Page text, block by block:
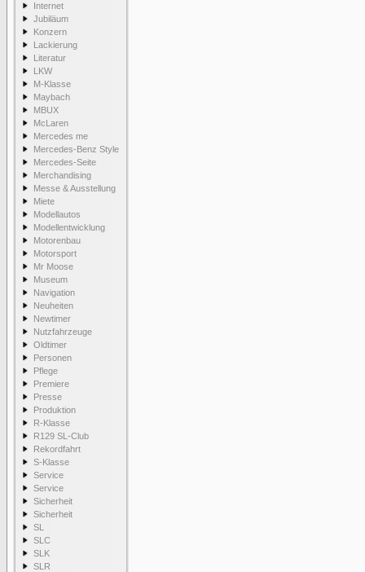
Internet
Jubiläum
Konzern
Lackierung
Literatur
LKW
M-Klasse
Maybach
MBUX
McLaren
Mercedes me
Mercedes-Benz Style
Mercedes-Seite
Merchandising
Messe & Ausstellung
Miete
Modellautos
Modellentwicklung
Motorenbau
Motorsport
Mr Moose
Museum
Navigation
Neuheiten
Newtimer
Nutzfahrzeuge
Oldtimer
Personen
Pflege
Premiere
Presse
Produktion
R-Klasse
R129 SL-Club
Rekordfahrt
S-Klasse
Service
Service
Sicherheit
Sicherheit
SL
SLC
SLK
SLR